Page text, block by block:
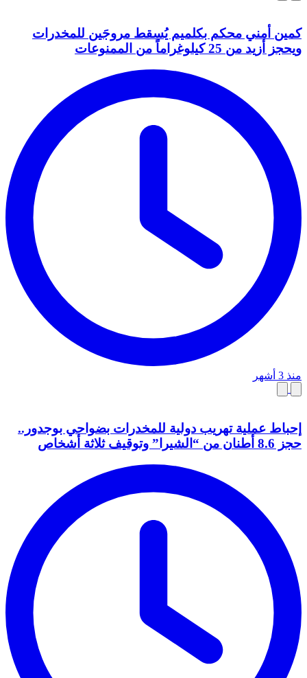
كمين أمني محكم بكلميم يُسقط مروجَين للمخدرات
ويحجز أزيد من 25 كيلوغراماً من الممنوعات
منذ 3 أشهر
إحباط عملية تهريب دولية للمخدرات بضواحي بوجدور..
حجز 8.6 أطنان من “الشيرا” وتوقيف ثلاثة أشخاص